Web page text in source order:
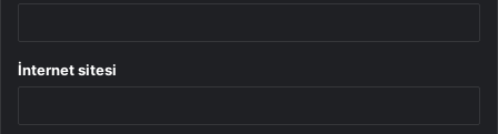
İnternet sitesi